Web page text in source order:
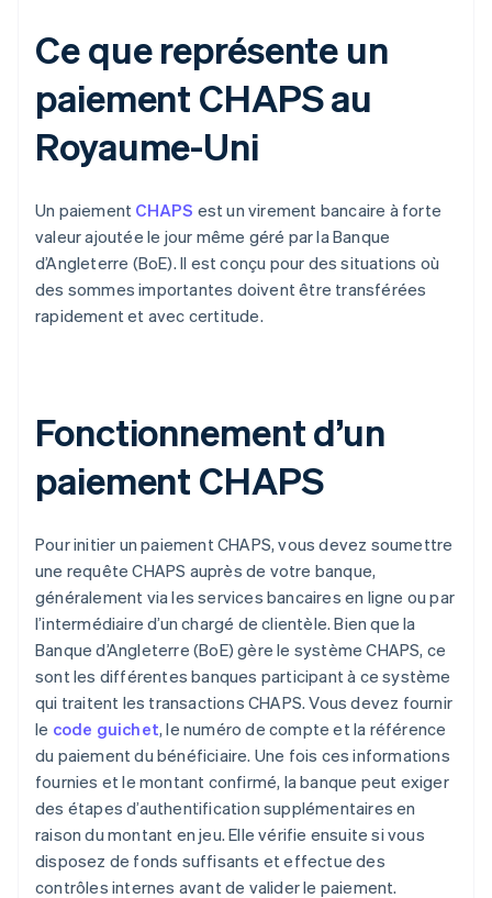
Ce que représente un
paiement CHAPS au
Royaume-Uni
Un paiement CHAPS est un virement bancaire à forte
valeur ajoutée le jour même géré par la Banque
d’Angleterre (BoE). Il est conçu pour des situations où
des sommes importantes doivent être transférées
rapidement et avec certitude.
Fonctionnement d’un
paiement CHAPS
Pour initier un paiement CHAPS, vous devez soumettre
une requête CHAPS auprès de votre banque,
généralement via les services bancaires en ligne ou par
l’intermédiaire d’un chargé de clientèle. Bien que la
Banque d’Angleterre (BoE) gère le système CHAPS, ce
sont les différentes banques participant à ce système
qui traitent les transactions CHAPS. Vous devez fournir
le code guichet, le numéro de compte et la référence
du paiement du bénéficiaire. Une fois ces informations
fournies et le montant confirmé, la banque peut exiger
des étapes d’authentification supplémentaires en
raison du montant en jeu. Elle vérifie ensuite si vous
disposez de fonds suffisants et effectue des
contrôles internes avant de valider le paiement.